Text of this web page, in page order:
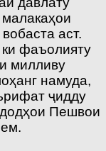
аст.
фаъолияту
милливу
намуда,
ҷидду
Пешвои